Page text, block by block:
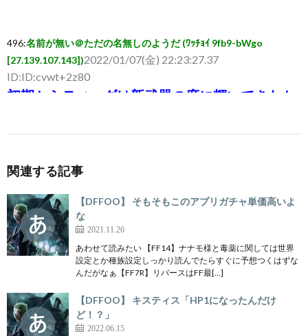
496:名前が無い＠ただの名無しのようだ (ﾜｯﾁｮｲ 9fb9-bWgo
[27.139.107.143])2022/01/07(金) 22:23:27.37
ID:ID:cvwt+2z80
初期からティーダは新武器の度に輝いてきたか
期間が長い
[106.132.236.143])2022/01/07(金) 22:27:06.25
ID:ID:7tDRjkHja
FRを捨てメイドなった竜騎士 BTを捨てトス役
となったセオドア
499:名前が無い＠ただの名無しのようだ (ﾜｯﾁｮｲ ef8b-r15Z
[119.25.156.10])2022/01/07(金) 22:27:39.25
関連する記事
【DFFOO】 そもそもこのアプリガチャ単価高いよ
な
2021.11.26
あわせて読みたい 【FF14】ナナモ様と毒薬に関しては世界
設定とか種族設定しっかり読んでたらすぐに予想つくはずな
んだがなぁ【FF7R】リバースはFF最[…]
【DFFOO】 キスティス「HP1になったんだけ
ど！？」
2022.06.15